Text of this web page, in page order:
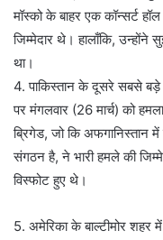
मॉस्को के बाहर एक कॉन्सर्ट
जिम्मेदार थे। हालाँकि, उन्होंने
था।
4. पाकिस्तान के दूसरे सबसे बड़े
पर मंगलवार (26 मार्च) को
ब्रिगेड, जो कि अफगानिस्तान
संगठन है, ने भारी हमले की
विस्फोट हुए थे।
5. अमेरिका के बाल्टीमोर शहर